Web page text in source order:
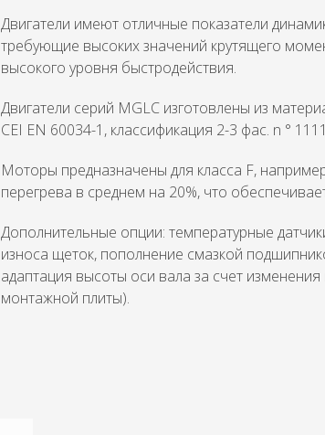
Двигатели имеют отличные показатели
требующие высоких значений крутящего
высокого уровня быстродействия.
Двигатели серий MGLC изготовлены из
CEI EN 60034-1, классификация 2-3 фас. n °
Моторы предназначены для класса F,
перегрева в среднем на 20%, что
Дополнительные опции: температурные
износа щеток, пополнение смазкой
адаптация высоты оси вала за счет
монтажной плиты).